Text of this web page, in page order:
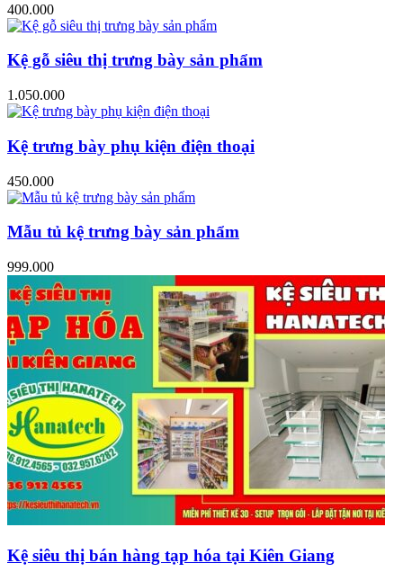
400.000
Kệ gỗ siêu thị trưng bày sản phẩm
1.050.000
Kệ trưng bày phụ kiện điện thoại
450.000
Mẫu tủ kệ trưng bày sản phẩm
999.000
Kệ siêu thị bán hàng tạp hóa tại Kiên Giang